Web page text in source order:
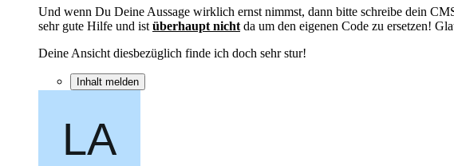
Und wenn Du Deine Aussage wirklich ernst nimmst, dann bitte schreibe dein
sehr gute Hilfe und ist überhaupt nicht da um den eigenen Code zu ersetzen!
Deine Ansicht diesbezüglich finde ich doch sehr stur!
Inhalt melden